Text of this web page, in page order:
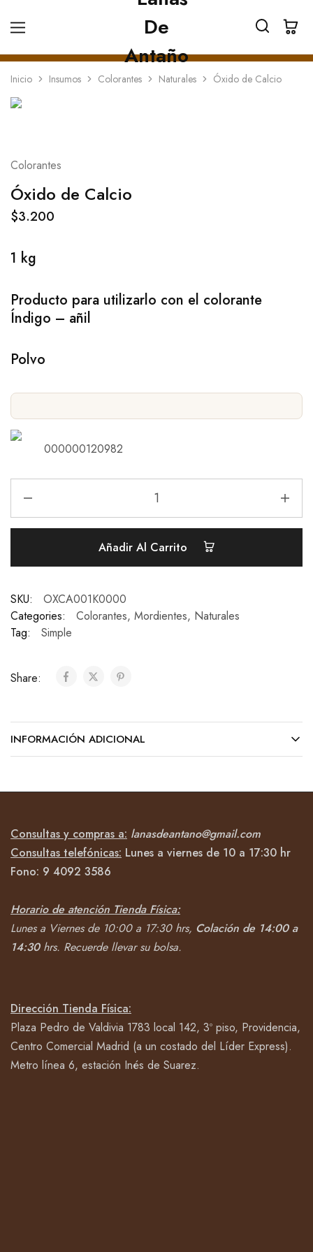
Inicio Insumos Colorantes Naturales Óxido de Calcio
Colorantes
Óxido de Calcio
$3.200
1 kg
Producto para utilizarlo con el colorante
Índigo – añil
Polvo
000000120982
Añadir Al Carrito
SKU:
OXCA001K0000
Categories:
Colorantes, Mordientes, Naturales
Tag:
Simple
Share:
INFORMACIÓN ADICIONAL
Consultas y compras a: lanasdeantano@gmail.com
Consultas telefónicas: Lunes a viernes de 10 a 17:30 hr
Fono: 9 4092 3586
Horario de atención Tienda Física:
Lunes a Viernes de 10:00 a 17:30 hrs, Colación de 14:00 a
14:30hrs. Recuerde llevar su bolsa.
Dirección Tienda Física:
Plaza Pedro de Valdivia 1783 local 142, 3º piso, Providencia,
Centro Comercial Madrid (a un costado del Líder Express).
Metro línea 6, estación Inés de Suarez.